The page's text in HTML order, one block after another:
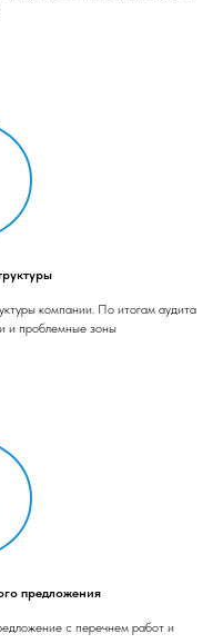
компании. По итогам аудита
и проблемные зоны
предложения
с перечнем работ и